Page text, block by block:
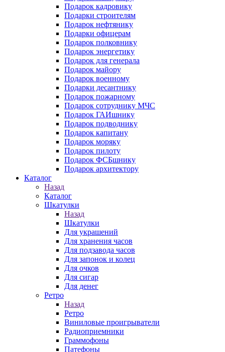
Подарок кадровику
Подарки строителям
Подарок нефтянику
Подарки офицерам
Подарок полковнику
Подарок энергетику
Подарок для генерала
Подарок майору
Подарок военному
Подарки десантнику
Подарок пожарному
Подарок сотруднику МЧС
Подарок ГАИшнику
Подарок подводнику
Подарок капитану
Подарок моряку
Подарок пилоту
Подарок ФСБшнику
Подарок архитектору
Каталог
Назад
Каталог
Шкатулки
Назад
Шкатулки
Для украшений
Для хранения часов
Для подзавода часов
Для запонок и колец
Для очков
Для сигар
Для денег
Ретро
Назад
Ретро
Виниловые проигрыватели
Радиоприемники
Граммофоны
Патефоны